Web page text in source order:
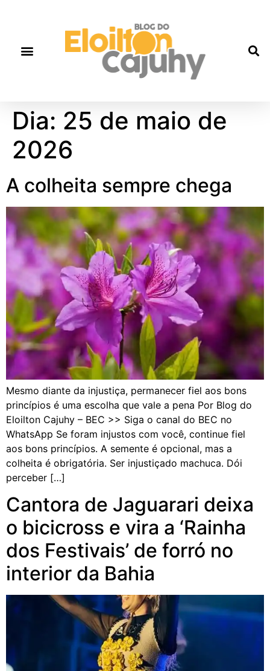
Dia: 25 de maio de
2026
A colheita sempre chega
Mesmo diante da injustiça, permanecer fiel aos bons
princípios é uma escolha que vale a pena Por Blog do
Eloilton Cajuhy – BEC >> Siga o canal do BEC no
WhatsApp Se foram injustos com você, continue fiel
aos bons princípios. A semente é opcional, mas a
colheita é obrigatória. Ser injustiçado machuca. Dói
perceber […]
Cantora de Jaguarari deixa
o bicicross e vira a ‘Rainha
dos Festivais’ de forró no
interior da Bahia